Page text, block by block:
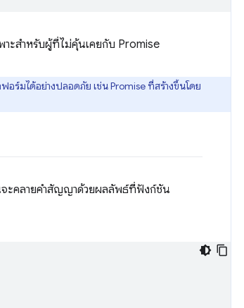
าะสำหรับผู้ที่ไม่คุ้นเคยกับ Promise
อร์มได้อย่างปลอดภัย เช่น Promise ที่สร้างขึ้นโดย
ะคลายคําสัญญาด้วยผลลัพธ์ที่ฟังก์ชัน